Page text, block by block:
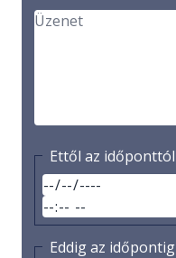
Ettől az időponttól
Eddig az időpontig